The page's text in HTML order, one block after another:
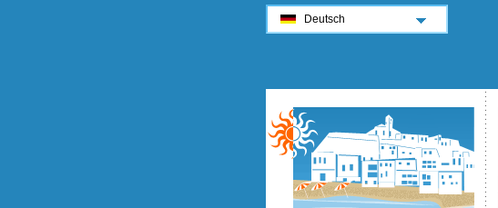
Deutsch